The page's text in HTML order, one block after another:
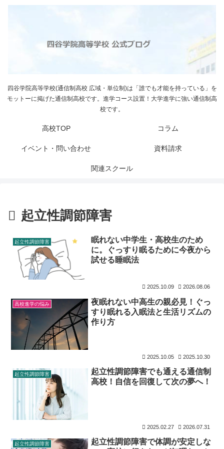
四谷学院高等学校(通信制高校 広域・単位制)は「誰でも才能を持っている」を
モットーに掲げた通信制高校です。進学コース設置！大学進学に強い通信制高
校です。
高校TOP コラム
イベント・問い合わせ 資料請求
関連スクール
起立性調節障害
起立性調節障害
眠れない中学生・高校生のため
に。ぐっすり眠るために今夜から
試せる睡眠法
2025.10.09 2026.08.06
高校進学の悩み
夜眠れない中高生の親必見！ぐっ
すり眠れる入眠法と生活リズムの
作り方
2025.10.05 2025.10.30
起立性調節障害
起立性調節障害でも通える通信制
高校！自信を回復して次の夢へ！
2025.02.27 2026.07.31
起立性調節障害
起立性調節障害で体調が安定しな